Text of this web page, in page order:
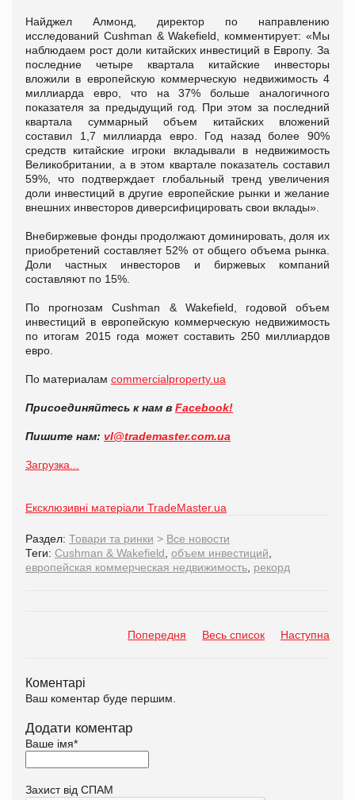
Найджел Алмонд, директор по направлению
исследований Cushman & Wakefield, комментирует: «Мы
наблюдаем рост доли китайских инвестиций в Европу. За
последние четыре квартала китайские инвесторы
вложили в европейскую коммерческую недвижимость 4
миллиарда евро, что на 37% больше аналогичного
показателя за предыдущий год. При этом за последний
квартала суммарный объем китайских вложений
составил 1,7 миллиарда евро. Год назад более 90%
средств китайские игроки вкладывали в недвижимость
Великобритании, а в этом квартале показатель составил
59%, что подтверждает глобальный тренд увеличения
доли инвестиций в другие европейские рынки и желание
внешних инвесторов диверсифицировать свои вклады».
Внебиржевые фонды продолжают доминировать, доля их
приобретений составляет 52% от общего объема рынка.
Доли частных инвесторов и биржевых компаний
составляют по 15%.
По прогнозам Cushman & Wakefield, годовой объем
инвестиций в европейскую коммерческую недвижимость
по итогам 2015 года может составить 250 миллиардов
евро.
По материалам commercialproperty.ua
Присоединяйтесь к нам в Facebook!
Пишите нам: vl@trademaster.com.ua
Загрузка...
Ексклюзивні матеріали TradeMaster.ua
Раздел: Товари та ринки > Все новости
Теги: Cushman & Wakefield объем инвестиций
европейская коммерческая недвижимость рекорд
Попередня Весь список Наступна
Коментарі
Ваш коментар буде першим.
Додати коментар
Ваше імя*
Захист від СПАМ